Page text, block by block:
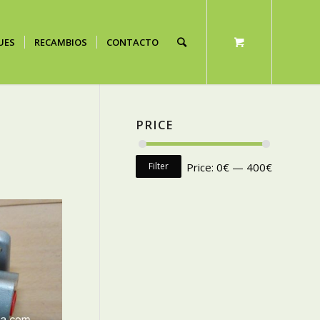
RECAMBIOS CONTACTO
PRICE
Filter Price: 0€ — 400€